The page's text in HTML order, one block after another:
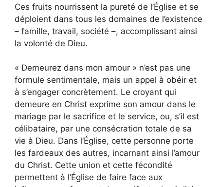
Ces fruits nourrissent la pureté de l’Église et se
déploient dans tous les domaines de l’existence
– famille, travail, société –, accomplissant ainsi
la volonté de Dieu.
« Demeurez dans mon amour » n’est pas une
formule sentimentale, mais un appel à obéir et
à s’engager concrètement. Le croyant qui
demeure en Christ exprime son amour dans le
mariage par le sacrifice et le service, ou, s’il est
célibataire, par une consécration totale de sa
vie à Dieu. Dans l’Église, cette personne porte
les fardeaux des autres, incarnant ainsi l’amour
du Christ. Cette union et cette fécondité
permettent à l’Église de faire face aux